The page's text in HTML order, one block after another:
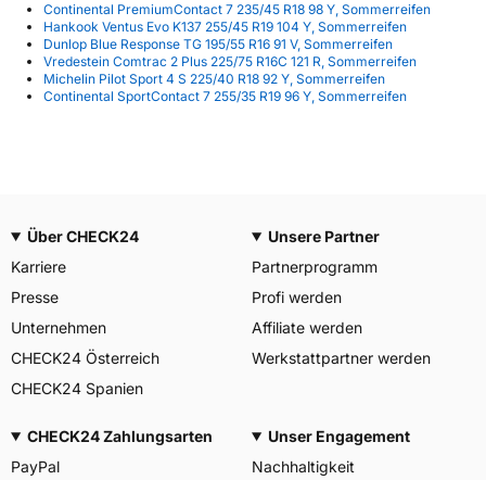
Continental PremiumContact 7 235/45 R18 98 Y, Sommerreifen
Hankook Ventus Evo K137 255/45 R19 104 Y, Sommerreifen
Dunlop Blue Response TG 195/55 R16 91 V, Sommerreifen
Vredestein Comtrac 2 Plus 225/75 R16C 121 R, Sommerreifen
Michelin Pilot Sport 4 S 225/40 R18 92 Y, Sommerreifen
Continental SportContact 7 255/35 R19 96 Y, Sommerreifen
Über CHECK24
Karriere
Presse
Unternehmen
CHECK24 Österreich
CHECK24 Spanien
Unsere Partner
Partnerprogramm
Profi werden
Affiliate werden
Werkstattpartner werden
CHECK24 Zahlungsarten
PayPal
Unser Engagement
Nachhaltigkeit